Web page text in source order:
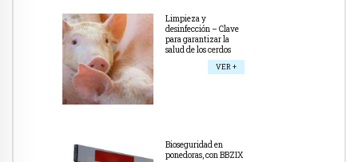
Limpieza y
desinfección – Clave
para garantizar la
salud de los cerdos
VER +
Bioseguridad en
ponedoras, con BBZIX